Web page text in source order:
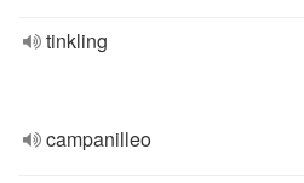
tinkling
campanilleo